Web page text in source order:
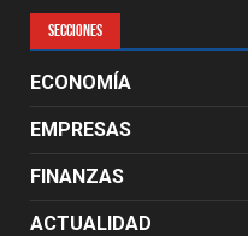
SECCIONES
ECONOMÍA
EMPRESAS
FINANZAS
ACTUALIDAD